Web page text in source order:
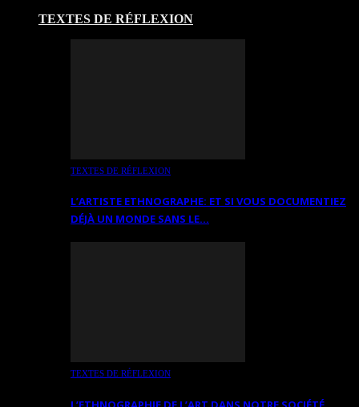
TEXTES DE RÉFLEXION
TEXTES DE RÉFLEXION
L’ARTISTE ETHNOGRAPHE: ET SI VOUS DOCUMENTIEZ
DÉJÀ UN MONDE SANS LE…
TEXTES DE RÉFLEXION